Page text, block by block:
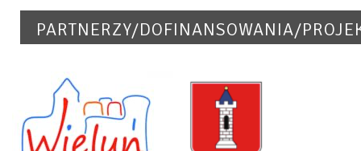
PARTNERZY/DOFINANSOWANIA/